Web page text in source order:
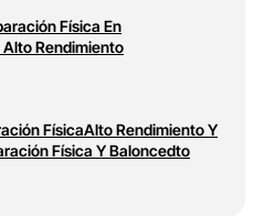
Física En
Rendimiento
FísicaAlto Rendimiento Y
Física Y Baloncedto